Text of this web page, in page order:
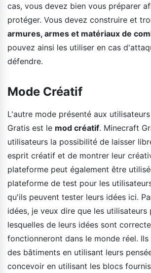
cas, vous devez bien vous préparer
protéger. Vous devez construire et
armures, armes et matériaux de
pouvez ainsi les utiliser en cas
défendre.
Mode Créatif
L'autre mode présenté aux
Gratis est le mod créatif. Minecraft
utilisateurs la possibilité de laisser
esprit créatif et de montrer leur
plateforme peut également être
plateforme de test pour les
qu'ils peuvent tester leurs idées ici.
idées, je veux dire que les
lesquelles de leurs idées sont
fonctionneront dans le monde réel.
des bâtiments en utilisant leurs
concevoir en utilisant les blocs